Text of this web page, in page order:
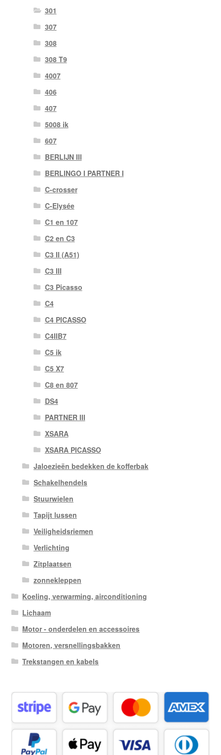
301
307
308
308 T9
4007
406
407
5008 ik
607
BERLIJN III
BERLINGO I PARTNER I
C-crosser
C-Elysée
C1 en 107
C2 en C3
C3 II (A51)
C3 III
C3 Picasso
C4
C4 PICASSO
C4IIB7
C5 ik
C5 X7
C8 en 807
DS4
PARTNER III
XSARA
XSARA PICASSO
Jaloezieën bedekken de kofferbak
Schakelhendels
Stuurwielen
Tapijt lussen
Veiligheidsriemen
Verlichting
Zitplaatsen
zonnekleppen
Koeling, verwarming, airconditioning
Lichaam
Motor - onderdelen en accessoires
Motoren, versnellingsbakken
Trekstangen en kabels